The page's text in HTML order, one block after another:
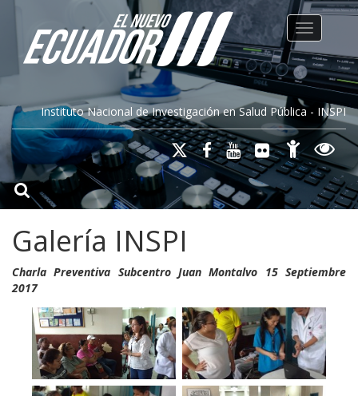
Instituto Nacional de Investigación en Salud Pública - INSPI
Toggle
Galería INSPI
Charla Preventiva Subcentro Juan Montalvo 15 Septiembre
2017